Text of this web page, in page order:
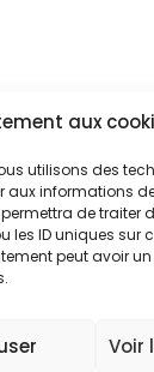
aux
utilisons des
informations
de traiter
ID uniques sur
peut avoir
Voir
municipales